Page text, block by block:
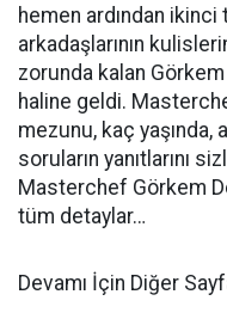
hemen ardından ikinci
arkadaşlarının
zorunda kalan
haline geldi.
mezunu, kaç
soruların yanıtlarını
Masterchef Görkem
tüm detaylar…
Devamı İçin Diğer